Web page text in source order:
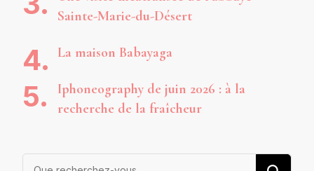
Sainte-Marie-du-Désert
La maison Babayaga
Iphoneography de juin 2026 : à la
recherche de la fraîcheur
Vous